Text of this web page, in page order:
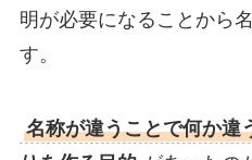
明が必要になることから
す。
名称が違うことで何か違